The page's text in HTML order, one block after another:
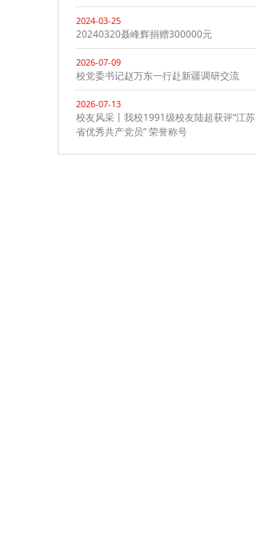
2024-03-25
20240320聂峰辉捐赠300000元
2026-07-09
校党委书记赵万东一行赴新疆调研交流
2026-07-13
校友风采丨我校1991级校友陆超获评“江苏
省优秀共产党员” 荣誉称号